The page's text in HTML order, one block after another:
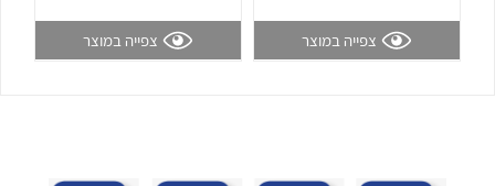
צפייה במוצר צפייה במוצר